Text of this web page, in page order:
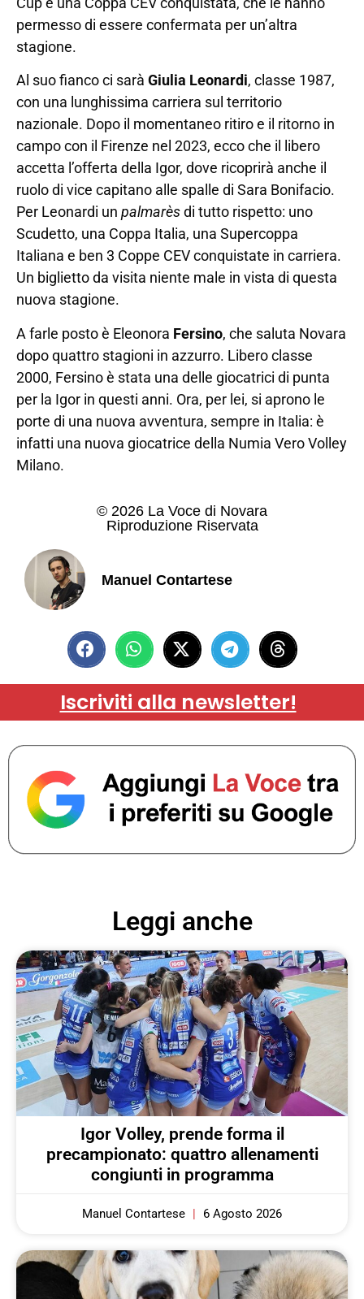
permesso di essere confermata per un’altra
stagione.
Al suo fianco ci sarà Giulia Leonardi, classe 1987,
con una lunghissima carriera sul territorio
nazionale. Dopo il momentaneo ritiro e il ritorno in
campo con il Firenze nel 2023, ecco che il libero
accetta l’offerta della Igor, dove ricoprirà anche il
ruolo di vice capitano alle spalle di Sara Bonifacio.
Per Leonardi un palmarèsdi tutto rispetto: uno
Scudetto, una Coppa Italia, una Supercoppa
Italiana e ben 3 Coppe CEV conquistate in carriera.
Un biglietto da visita niente male in vista di questa
nuova stagione.
A farle posto è Eleonora Fersino, che saluta Novara
dopo quattro stagioni in azzurro. Libero classe
2000, Fersino è stata una delle giocatrici di punta
per la Igor in questi anni. Ora, per lei, si aprono le
porte di una nuova avventura, sempre in Italia: è
infatti una nuova giocatrice della Numia Vero Volley
Milano.
© 2026 La Voce di Novara
Riproduzione Riservata
Manuel Contartese
Iscriviti alla newsletter!
Leggi anche
Igor Volley, prende forma il
precampionato: quattro allenamenti
congiunti in programma
Manuel Contartese 6 Agosto 2026